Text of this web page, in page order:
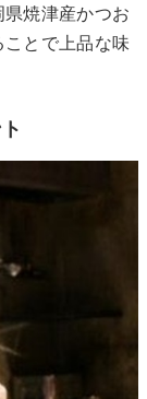
焼津産かつお
とで上品な味